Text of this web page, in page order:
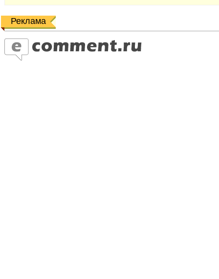
Реклама